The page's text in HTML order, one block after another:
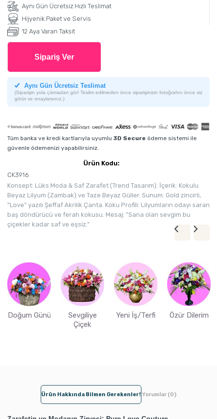
Aynı Gün Ücretsiz Hızlı Teslimat
Hijyenik Paket ve Servis
12 Aya Varan Taksit
Sipariş Ver
Aynı Gün Ücretsiz Teslimat
(Siparişin yola çıkmadan gör! Teslim edilmeden önce siparişinizin fotoğrafını önce siz
görür ve onaylarsınız.)
Tüm banka ve kredi kartlarıyla uyumlu 3D Secure ödeme sistemi ile
güvenle ödemenizi yapabilirsiniz.
Ürün Kodu:
CK3916
Konsept: Lüks Moda & Saf Zarafet (Trend Tasarım). İçerik: Kokulu
Beyaz Lilyum (Zambak) ve Taze Beyaz Güller. Sunum: Gold zincirli,
"Love" yazılı Şeffaf Akrilik Çanta. Koku Profili: Lilyumların odayı saran
baş döndürücü ve ferah kokusu. Mesaj: "Sana olan sevgim bu
çiçekler kadar saf ve eşsiz."
Doğum Günü
Sevgiliye
Çiçek
Yeni İş/Terfi Özür Dilerim
Ürün Hakkında Bilmen Gerekenler! Yorumlar (0)